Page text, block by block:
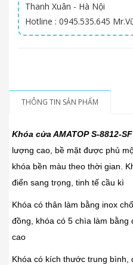
Thanh Xuân - Hà Nội
Hotline : 0945.535.645
THÔNG TIN SẢN PHẨM
Khóa cửa AMATOP S-8812-SF
lượng cao, bề mặt được phủ
khóa bền màu theo thời gian.
điển sang trọng, tinh tế cầu kì
Khóa có thân làm bằng inox
đồng, khóa có 5 chìa làm bằng
cao
Khóa có kích thước trung bình,